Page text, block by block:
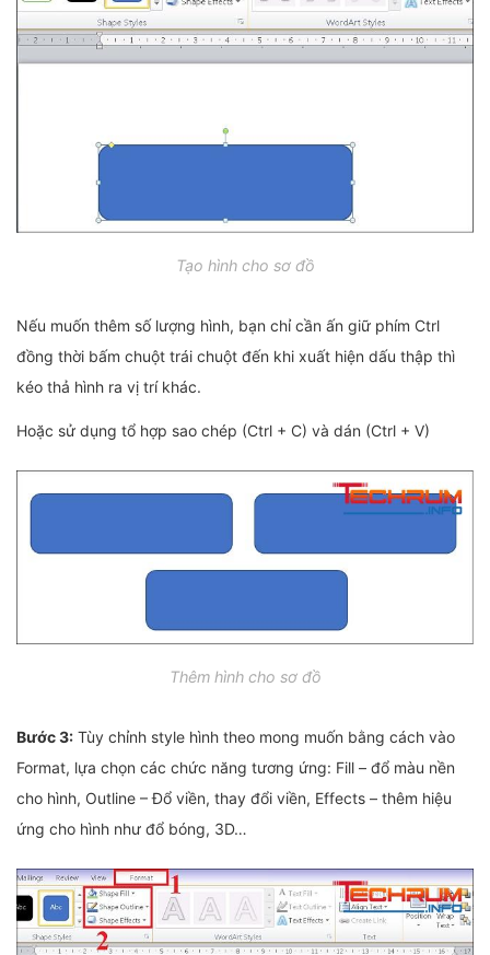
Tạo hình cho sơ đồ
Nếu muốn thêm số lượng hình, bạn chỉ cần ấn giữ phím Ctrl
đồng thời bấm chuột trái chuột đến khi xuất hiện dấu thập thì
kéo thả hình ra vị trí khác.
Hoặc sử dụng tổ hợp sao chép (Ctrl + C) và dán (Ctrl + V)
Thêm hình cho sơ đồ
Bước 3: Tùy chỉnh style hình theo mong muốn bằng cách vào
Format, lựa chọn các chức năng tương ứng: Fill – đổ màu nền
cho hình, Outline – Đổ viền, thay đổi viền, Effects – thêm hiệu
ứng cho hình như đổ bóng, 3D…